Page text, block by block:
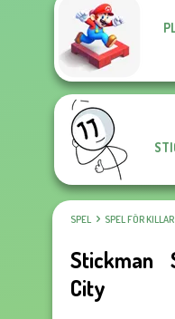
SPEL SPEL FÖR KILLAR
Stickman
City